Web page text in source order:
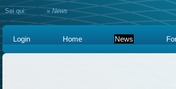
Sei qui:Home »News
Login Home News